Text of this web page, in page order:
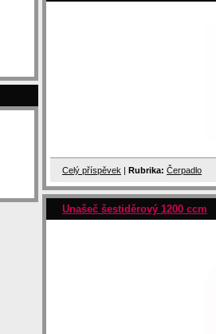
Celý příspěvek | Rubrika: Čerpadlo
Unašeč šestiděrový 1200 ccm